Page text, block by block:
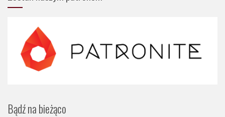
Bądź na bieżąco